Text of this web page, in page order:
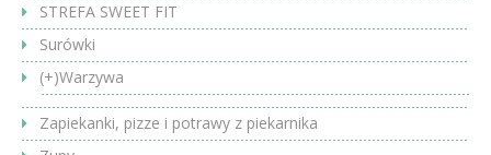
STREFA SWEET FIT
Surówki
(+)Warzywa
Zapiekanki, pizze i potrawy z piekarnika